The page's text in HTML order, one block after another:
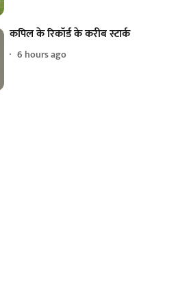
कपिल के रिकॉर्ड के करीब स्टार्क
6 hours ago